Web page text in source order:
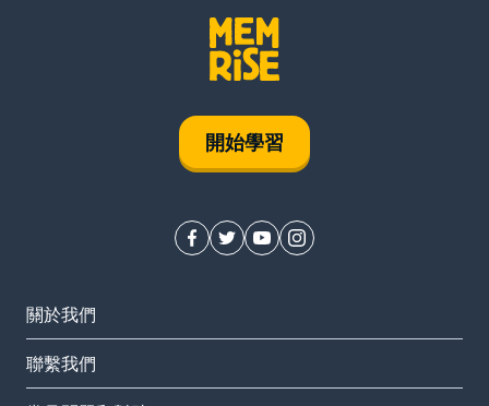
開始學習
關於我們
聯繫我們